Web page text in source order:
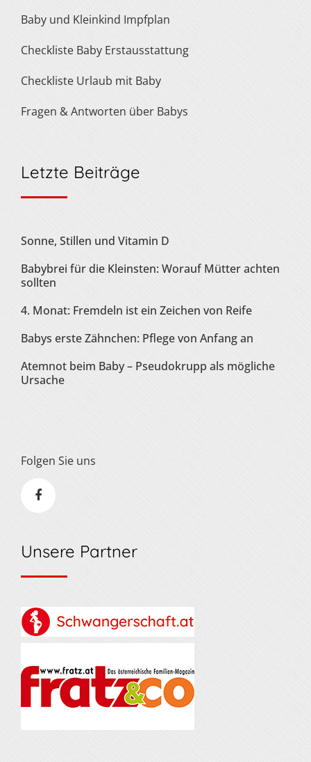
Baby und Kleinkind Impfplan
Checkliste Baby Erstausstattung
Checkliste Urlaub mit Baby
Fragen & Antworten über Babys
Letzte Beiträge
Sonne, Stillen und Vitamin D
Babybrei für die Kleinsten: Worauf Mütter achten
sollten
4. Monat: Fremdeln ist ein Zeichen von Reife
Babys erste Zähnchen: Pflege von Anfang an
Atemnot beim Baby – Pseudokrupp als mögliche
Ursache
Folgen Sie uns
Unsere Partner